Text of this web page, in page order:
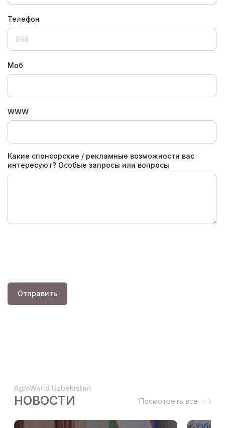
Телефон
Моб
WWW
Какие спонсорские / рекламные возможности вас
интересуют? Особые запросы или вопросы
Отправить
AgroWorld Uzbekistan
НОВОСТИ Посмотреть все